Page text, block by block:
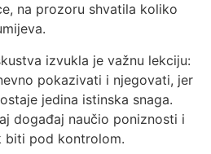
na prozoru shvatila koliko
izvukla je važnu lekciju:
pokazivati i njegovati, jer
jedina istinska snaga.
događaj naučio poniznosti i
biti pod kontrolom.